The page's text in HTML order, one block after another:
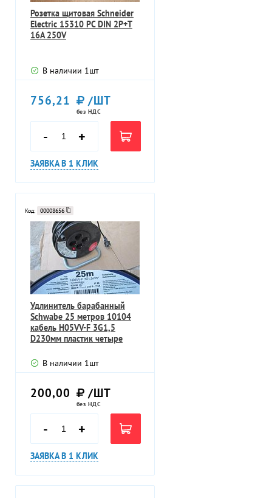
Розетка щитовая Schneider
Electric 15310 PC DIN 2P+T
16A 250V
В наличии 1шт
756,21 /ШТ
без НДС
- +
ЗАЯВКА В 1 КЛИК
Код: 00008656
Удлинитель барабанный
Schwabe 25 метров 10104
кабель H05VV-F 3G1,5
D230мм пластик четыре
В наличии 1шт
200,00 /ШТ
без НДС
- +
ЗАЯВКА В 1 КЛИК